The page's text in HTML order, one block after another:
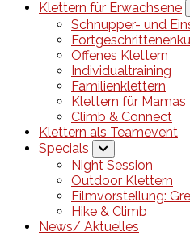
Klettern für Erwachsene
Schnupper- und
Offenes Klettern
Individualtraining
Familienklettern
Klettern für Mamas
Climb & Connect
Klettern als Teamevent
Specials
Night Session
Outdoor Klettern
Filmvorstellung:
Hike & Climb
News/ Aktuelles